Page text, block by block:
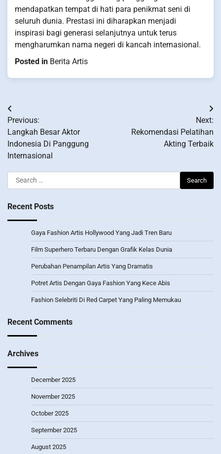
mendapatkan tempat di hati para penikmat seni di
seluruh dunia. Prestasi ini diharapkan menjadi
inspirasi bagi generasi selanjutnya untuk terus
mengharumkan nama negeri di kancah internasional.
Posted in Berita Artis
Post
navigation
Previous:
Langkah Besar Aktor
Indonesia Di Panggung
Internasional
Next:
Rekomendasi Pelatihan
Akting Terbaik
Search
for:
Recent Posts
Gaya Fashion Artis Hollywood Yang Jadi Tren Baru
Film Superhero Terbaru Dengan Grafik Kelas Dunia
Perubahan Penampilan Artis Yang Dramatis
Potret Artis Dengan Gaya Fashion Yang Kece Abis
Fashion Selebriti Di Red Carpet Yang Paling Memukau
Recent Comments
Archives
December 2025
November 2025
October 2025
September 2025
August 2025